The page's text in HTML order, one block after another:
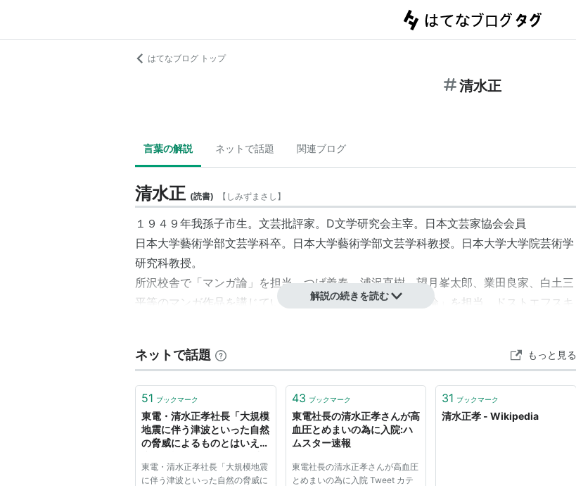
はてなブログ トップ
清水正
言葉の解説 ネットで話題 関連ブログ
清水正 (読書) 【 しみずまさし 】
１９４９年我孫子市生。文芸批評家。 D文学研究会主宰。日本文芸家協会会員
日本大学藝術学部文芸学科卒。日本大学藝術学部文芸学科教授。日本大学大学院芸術学
研究科教授。
所沢校舎で「マンガ論」を担当、つげ義春、浦沢直樹、望月峯太郎、業田良家、白土三
平等のマンガ作品を講じている。江古田校舎で「文芸批評論」を担当、ドストエフスキ
解説の続きを読む
ネットで話題 もっと見る
51 ブックマーク
東電・清水正孝社長「大規模
地震に伴う津波といった自然
の脅威によるものとはいえ、
報
東電・清水正孝社長「大規模地震
に伴う津波といった自然の脅威に
43 ブックマーク
東電社長の清水正孝さんが高
血圧とめまいの為に入院:ハ
ムスター速報
東電社長の清水正孝さんが高血圧
とめまいの為に入院 Tweet カテ
31 ブックマーク
清水正孝 - Wikipedia